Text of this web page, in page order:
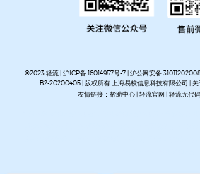
©2023 轻流 |沪ICP备 16014957号-7|沪公网安备
B2-20200405 | 版权所有 上海易校信息科技有限公司 |关
友情链接： 帮助中心|轻流官网 |轻流无代